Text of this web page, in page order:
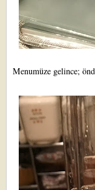
Menumüze gelince;